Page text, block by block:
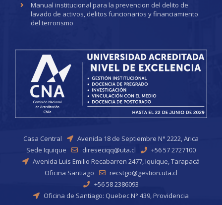
Manual institucional para la prevencion del delito de
lavado de activos, delitos funcionarios y financiamiento
del terrorismo
Casa Central
Avenida 18 de Septiembre N° 2222, Arica
Sede Iquique
direseciqq@uta.cl
+56 57 2727100
Avenida Luis Emilio Recabarren 2477, Iquique, Tarapacá
Oficina Santiago
recstgo@gestion.uta.cl
+56 58 2386093
Oficina de Santiago: Quebec N° 439, Providencia